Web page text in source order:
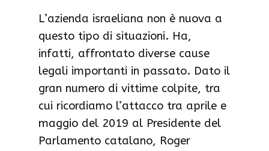
L’azienda israeliana non è nuova a
questo tipo di situazioni. Ha,
infatti, affrontato diverse cause
legali importanti in passato. Dato il
gran numero di vittime colpite, tra
cui ricordiamo l’attacco tra aprile e
maggio del 2019 al Presidente del
Parlamento catalano, Roger